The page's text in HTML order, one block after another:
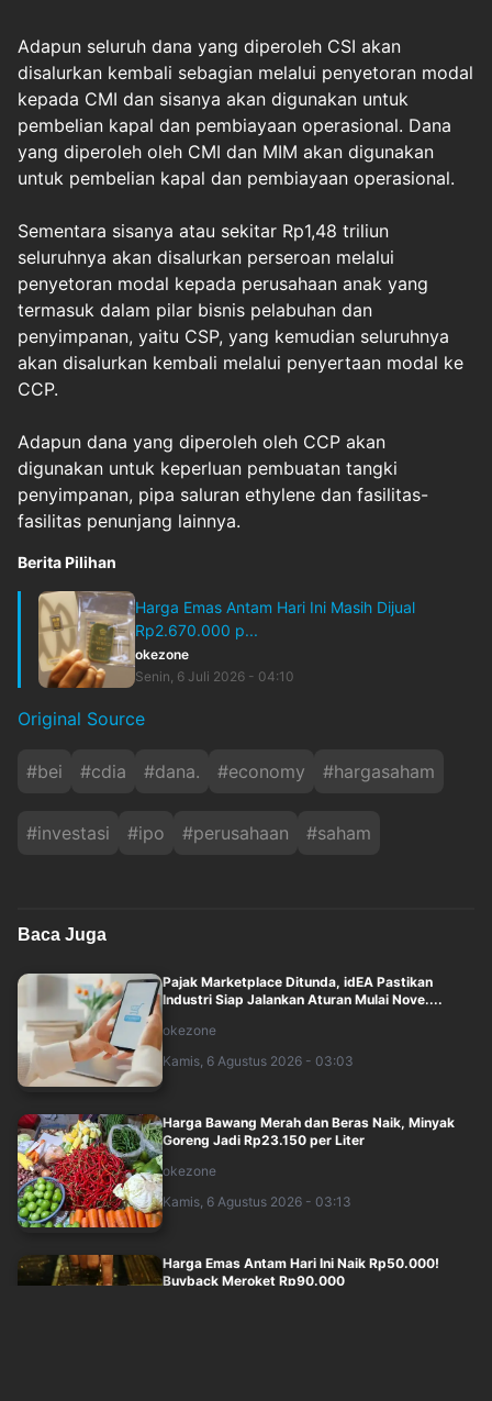
Adapun seluruh dana yang diperoleh CSI akan
disalurkan kembali sebagian melalui penyetoran modal
kepada CMI dan sisanya akan digunakan untuk
pembelian kapal dan pembiayaan operasional. Dana
yang diperoleh oleh CMI dan MIM akan digunakan
untuk pembelian kapal dan pembiayaan operasional.
Sementara sisanya atau sekitar Rp1,48 triliun
seluruhnya akan disalurkan perseroan melalui
penyetoran modal kepada perusahaan anak yang
termasuk dalam pilar bisnis pelabuhan dan
penyimpanan, yaitu CSP, yang kemudian seluruhnya
akan disalurkan kembali melalui penyertaan modal ke
CCP.
Adapun dana yang diperoleh oleh CCP akan
digunakan untuk keperluan pembuatan tangki
penyimpanan, pipa saluran ethylene dan fasilitas-
fasilitas penunjang lainnya.
Berita Pilihan
Harga Emas Antam Hari Ini Masih Dijual
Rp2.670.000 p...
okezone
Senin, 6 Juli 2026 - 04:10
Original Source
#bei #cdia #dana. #economy #hargasaham
#investasi #ipo #perusahaan #saham
Baca Juga
Pajak Marketplace Ditunda, idEA Pastikan
Industri Siap Jalankan Aturan Mulai Nove....
okezone
Kamis, 6 Agustus 2026 - 03:03
Harga Bawang Merah dan Beras Naik, Minyak
Goreng Jadi Rp23.150 per Liter
okezone
Kamis, 6 Agustus 2026 - 03:13
Harga Emas Antam Hari Ini Naik Rp50.000!
Buyback Meroket Rp90.000